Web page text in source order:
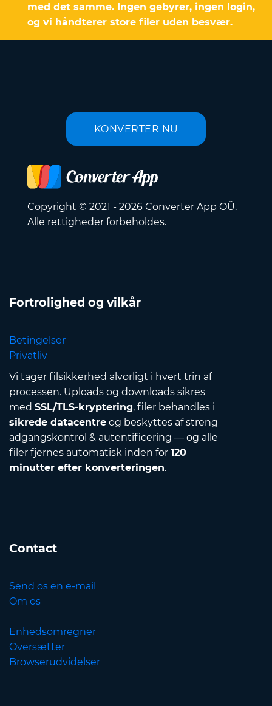
med det samme. Ingen gebyrer, ingen login,
og vi håndterer store filer uden besvær.
KONVERTER NU
Copyright © 2021 - 2026 Converter App OÜ.
Alle rettigheder forbeholdes.
Fortrolighed og vilkår
Betingelser
Privatliv
Vi tager filsikkerhed alvorligt i hvert trin af
processen. Uploads og downloads sikres
med SSL/TLS-kryptering, filer behandles i
sikrede datacentre og beskyttes af streng
adgangskontrol & autentificering — og alle
filer fjernes automatisk inden for 120
minutter efter konverteringen.
Contact
Send os en e-mail
Om os
Enhedsomregner
Oversætter
Browserudvidelser